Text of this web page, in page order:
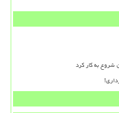
به کار کرد